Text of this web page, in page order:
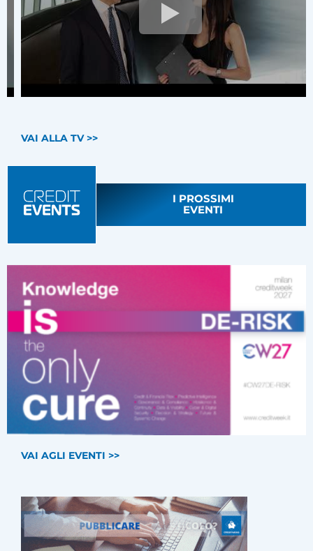
VAI ALLA TV >>
I PROSSIMI
EVENTI
VAI AGLI EVENTI >>